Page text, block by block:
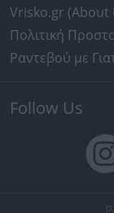
Vrisko.gr (About
Πολιτική
Ραντεβού με
Follow Us